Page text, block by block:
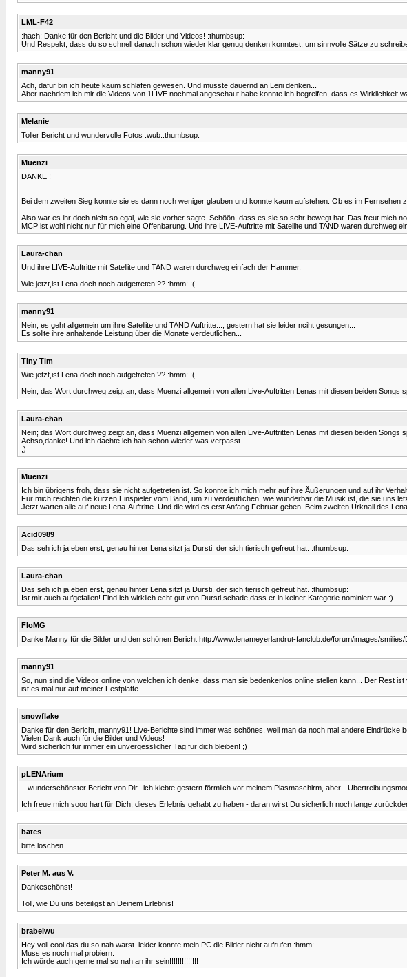
LML-F42
:hach: Danke für den Bericht und die Bilder und Videos! :thumbsup:
Und Respekt, dass du so schnell danach schon wieder klar genug denken konntest, um sinnvolle Sätze zu
manny91
Ach, dafür bin ich heute kaum schlafen gewesen. Und musste dauernd an Leni denken...
Aber nachdem ich mir die Videos von 1LIVE nochmal angeschaut habe konnte ich begreifen, dass es Wirklichkeit
Melanie
Toller Bericht und wundervolle Fotos :wub::thumbsup:
Muenzi
DANKE !
Bei dem zweiten Sieg konnte sie es dann noch weniger glauben und konnte kaum aufstehen. Ob es im
Also war es ihr doch nicht so egal, wie sie vorher sagte. Schöön, dass es sie so sehr bewegt hat. Das freut mich
MCP ist wohl nicht nur für mich eine Offenbarung. Und ihre LIVE-Auftritte mit Satellite und TAND waren durchweg
Laura-chan
Und ihre LIVE-Auftritte mit Satellite und TAND waren durchweg einfach der Hammer.
Wie jetzt,ist Lena doch noch aufgetreten!?? :hmm: :(
manny91
Nein, es geht allgemein um ihre Satellite und TAND Auftritte..., gestern hat sie leider nciht gesungen...
Es sollte ihre anhaltende Leistung über die Monate verdeutlichen...
Tiny Tim
Wie jetzt,ist Lena doch noch aufgetreten!?? :hmm: :(
Nein; das Wort durchweg zeigt an, dass Muenzi allgemein von allen Live-Auftritten Lenas mit diesen beiden Songs
Laura-chan
Nein; das Wort durchweg zeigt an, dass Muenzi allgemein von allen Live-Auftritten Lenas mit diesen beiden Songs
Achso,danke! Und ich dachte ich hab schon wieder was verpasst..
;)
Muenzi
Ich bin übrigens froh, dass sie nicht aufgetreten ist. So konnte ich mich mehr auf ihre Äußerungen und auf ihr
Für mich reichten die kurzen Einspieler vom Band, um zu verdeutlichen, wie wunderbar die Musik ist, die sie uns
Jetzt warten alle auf neue Lena-Auftritte. Und die wird es erst Anfang Februar geben. Beim zweiten Urknall des
Acid0989
Das seh ich ja eben erst, genau hinter Lena sitzt ja Dursti, der sich tierisch gefreut hat. :thumbsup:
Laura-chan
Das seh ich ja eben erst, genau hinter Lena sitzt ja Dursti, der sich tierisch gefreut hat. :thumbsup:
Ist mir auch aufgefallen! Find ich wirklich echt gut von Dursti,schade,dass er in keiner Kategorie nominiert war :)
FloMG
Danke Manny für die Bilder und den schönen Bericht http://www.lenameyerlandrut-fanclub.de/forum/images/
manny91
So, nun sind die Videos online von welchen ich denke, dass man sie bedenkenlos online stellen kann... Der Rest
ist es mal nur auf meiner Festplatte...
snowflake
Danke für den Bericht, manny91! Live-Berichte sind immer was schönes, weil man da noch mal andere Eindrücke
Vielen Dank auch für die Bilder und Videos!
Wird sicherlich für immer ein unvergesslicher Tag für dich bleiben! ;)
pLENArium
...wunderschönster Bericht von Dir...ich klebte gestern förmlich vor meinem Plasmaschirm, aber -
Ich freue mich sooo hart für Dich, dieses Erlebnis gehabt zu haben - daran wirst Du sicherlich noch lange
bates
bitte löschen
Peter M. aus V.
Dankeschönst!
Toll, wie Du uns beteiligst an Deinem Erlebnis!
brabelwu
Hey voll cool das du so nah warst. leider konnte mein PC die Bilder nicht aufrufen.:hmm:
Muss es noch mal probiern.
Ich würde auch gerne mal so nah an ihr sein!!!!!!!!!!!!!!